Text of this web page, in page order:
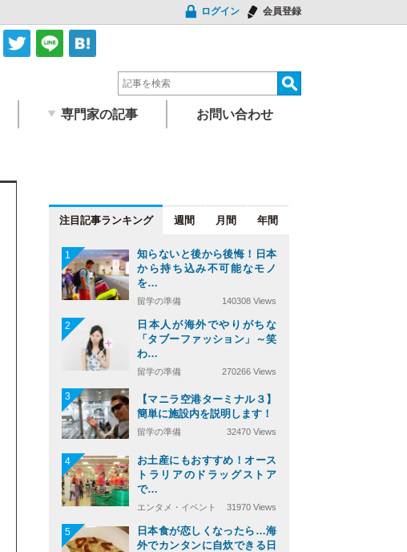
ログイン 会員登録
専門家の記事 お問い合わせ
注目記事 週間 月間 年間
1
知らないと後から後悔！日本
から持ち込み不可能なモノ
を…
留学の準備 140308 Views
2
日本人が海外でやりがちな
「タブーファッション」～笑
わ…
留学の準備 270266 Views
3
【マニラ空港ターミナル３】
簡単に施設内を説明します！
留学の準備 32470 Views
4
お土産にもおすすめ！オース
トラリアのドラッグストア
で…
エンタメ・イベント 31970 Views
5
日本食が恋しくなったら…海
外でカンタンに自炊できる日